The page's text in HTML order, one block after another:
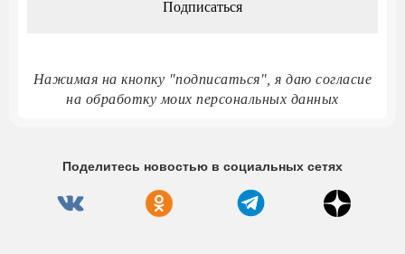
Нажимая на кнопку "подписаться", я даю согласие
на обработку моих персональных данных
Поделитесь новостью в социальных сетях